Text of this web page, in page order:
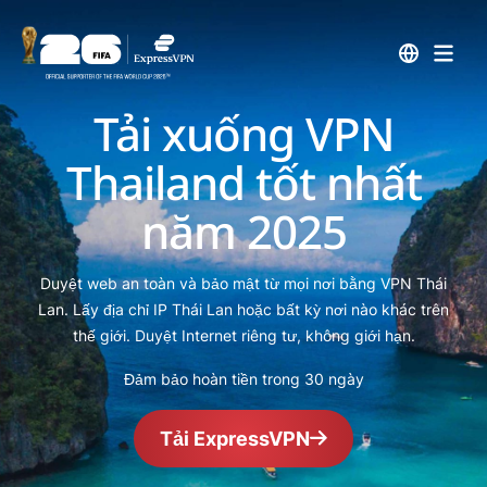
Tải xuống VPN
Thailand tốt nhất
năm 2025
Duyệt web an toàn và bảo mật từ mọi nơi bằng VPN Thái
Lan. Lấy địa chỉ IP Thái Lan hoặc bất kỳ nơi nào khác trên
thế giới. Duyệt Internet riêng tư, không giới hạn.
Đảm bảo hoàn tiền trong 30 ngày
Tải ExpressVPN